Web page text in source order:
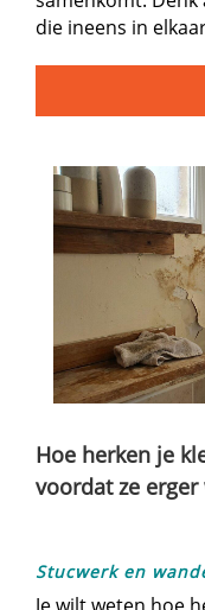
die ineens in
Hoe herken je
voordat ze erger
Stucwerk en